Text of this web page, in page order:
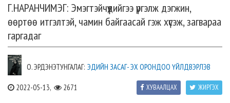
Г.НАРАНЧИМЭГ: Эмэгтэйчүүдийгээ үргэлж дэгжин,
өөртөө итгэлтэй, чамин байгаасай гэж хүсэж, загвараа
гаргадаг
О. ЭРДЭНЭТУНГАЛАГ: ЭДИЙН ЗАСАГ- ЭХ ОРОНДОО ҮЙЛДВЭРЛЭВ
2022-05-13, 2671 ЖИРГЭХ
ХУВААЛЦАХ